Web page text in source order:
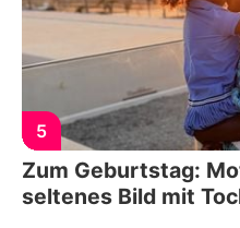
5
Zum Geburtstag:
seltenes Bild mit